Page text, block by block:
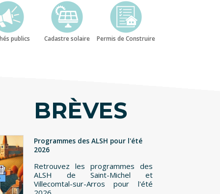
O
K
publics Cadastre solaire Permis de Construire
BRÈVES
Programmes des ALSH pour l'été
2026
Retrouvez les programmes des
ALSH de Saint-Michel et
Villecomtal-sur-Arros pour l'été